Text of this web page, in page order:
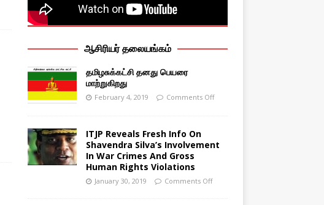
ஆசிரியர் தலையங்கம்
தமிழசுக்கட்சி தனது பெயரை
மாற்றுகிறது
February 4, 2019 Comments Off
ITJP Reveals Fresh Info On
Shavendra Silva’s Involvement
In War Crimes And Gross
Human Rights Violations
January 30, 2019 Comments Off